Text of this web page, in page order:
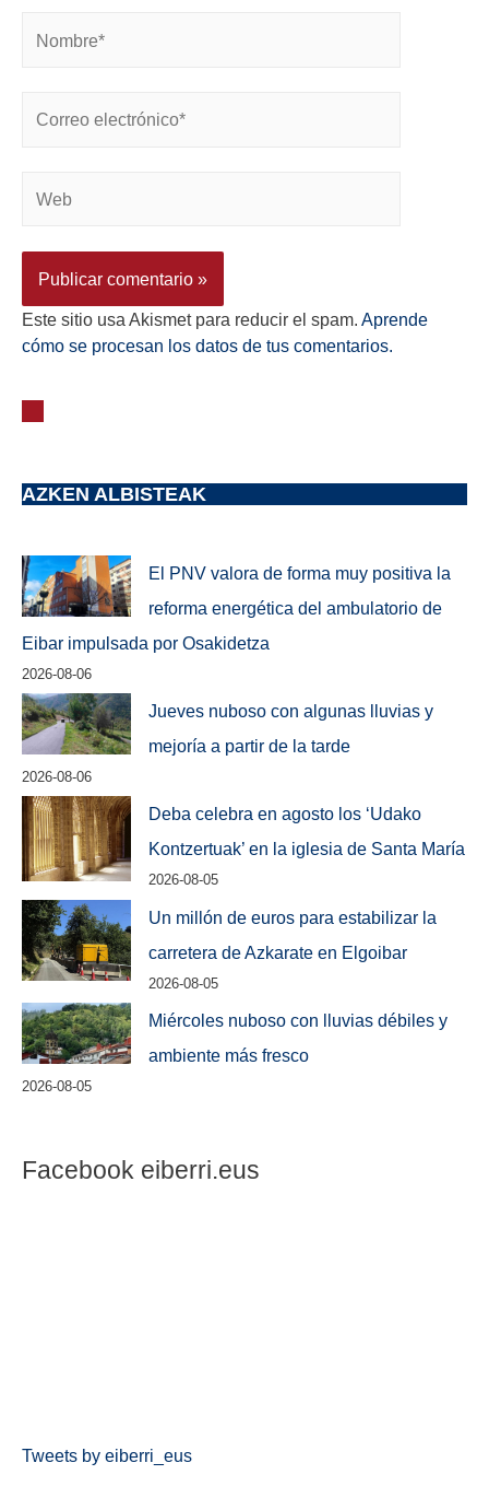
Este sitio usa Akismet para reducir el spam. Aprende
cómo se procesan los datos de tus comentarios.
AZKEN ALBISTEAK
El PNV valora de forma muy positiva la
reforma energética del ambulatorio de
Eibar impulsada por Osakidetza
2026-08-06
Jueves nuboso con algunas lluvias y
mejoría a partir de la tarde
2026-08-06
Deba celebra en agosto los ‘Udako
Kontzertuak’ en la iglesia de Santa María
2026-08-05
Un millón de euros para estabilizar la
carretera de Azkarate en Elgoibar
2026-08-05
Miércoles nuboso con lluvias débiles y
ambiente más fresco
2026-08-05
Facebook eiberri.eus
Tweets by eiberri_eus